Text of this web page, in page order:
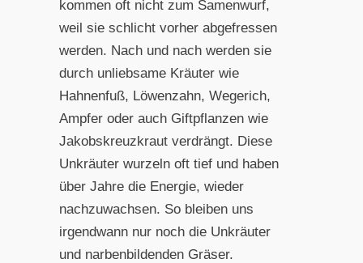
kommen oft nicht zum Samenwurf,
weil sie schlicht vorher abgefressen
werden. Nach und nach werden sie
durch unliebsame Kräuter wie
Hahnenfuß, Löwenzahn, Wegerich,
Ampfer oder auch Giftpflanzen wie
Jakobskreuzkraut verdrängt. Diese
Unkräuter wurzeln oft tief und haben
über Jahre die Energie, wieder
nachzuwachsen. So bleiben uns
irgendwann nur noch die Unkräuter
und narbenbildenden Gräser.